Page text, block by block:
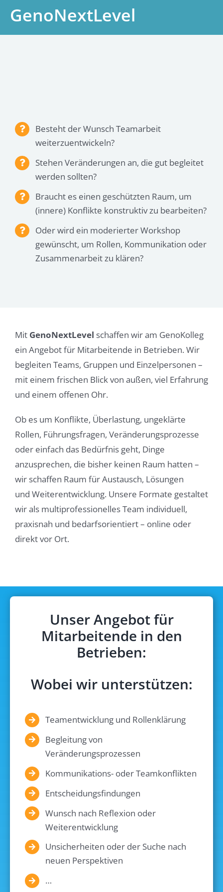
GenoNextLevel
Besteht der Wunsch Teamarbeit
weiterzuentwickeln?
Stehen Veränderungen an, die gut begleitet
werden sollten?
Braucht es einen geschützten Raum, um
(innere) Konflikte konstruktiv zu bearbeiten?
Oder wird ein moderierter Workshop
gewünscht, um Rollen, Kommunikation oder
Zusammenarbeit zu klären?
Mit GenoNextLevel schaffen wir am GenoKolleg
ein Angebot für Mitarbeitende in Betrieben. Wir
begleiten Teams, Gruppen und Einzelpersonen –
mit einem frischen Blick von außen, viel Erfahrung
und einem offenen Ohr.
Ob es um Konflikte, Überlastung, ungeklärte
Rollen, Führungsfragen, Veränderungsprozesse
oder einfach das Bedürfnis geht, Dinge
anzusprechen, die bisher keinen Raum hatten –
wir schaffen Raum für Austausch, Lösungen
und Weiterentwicklung. Unsere Formate gestaltet
wir als multiprofessionelles Team individuell,
praxisnah und bedarfsorientiert – online oder
direkt vor Ort.
Unser Angebot für
Mitarbeitende in den
Betrieben:
Wobei wir unterstützen:
Teamentwicklung und Rollenklärung
Begleitung von
Veränderungsprozessen
Kommunikations- oder Teamkonflikten
Entscheidungsfindungen
Wunsch nach Reflexion oder
Weiterentwicklung
Unsicherheiten oder der Suche nach
neuen Perspektiven
…